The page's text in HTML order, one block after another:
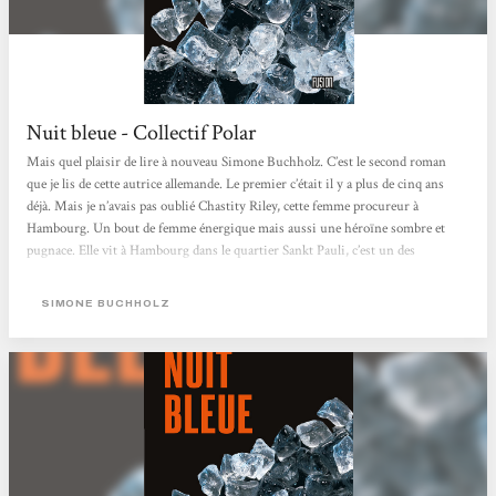
Nuit bleue - Collectif Polar
Mais quel plaisir de lire à nouveau Simone Buchholz. C’est le second roman
que je lis de cette autrice allemande. Le premier c’était il y a plus de cinq ans
déjà. Mais je n’avais pas oublié Chastity Riley, cette femme procureur à
Hambourg. Un bout de femme énergique mais aussi une héroïne sombre et
pugnace. Elle vit à Hambourg dans le quartier Sankt Pauli, c’est un des
Le quartier de St. Pauli est particulièrement célèbre pour son quartier rouge
SIMONE BUCHHOLZ